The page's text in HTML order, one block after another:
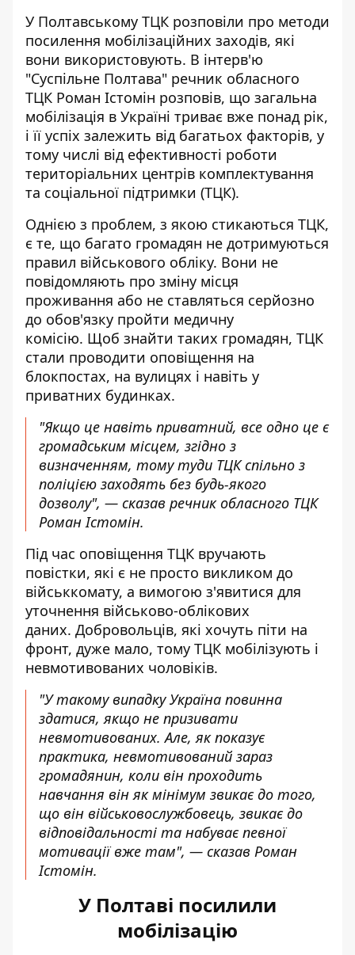
У Полтавському ТЦК розповіли про методи
посилення мобілізаційних заходів, які
вони використовують. В інтерв'ю
"Суспільне Полтава" речник обласного
ТЦК Роман Істомін розповів, що загальна
мобілізація в Україні триває вже понад рік,
і її успіх залежить від багатьох факторів, у
тому числі від ефективності роботи
територіальних центрів комплектування
та соціальної підтримки (ТЦК).
Однією з проблем, з якою стикаються ТЦК,
є те, що багато громадян не дотримуються
правил військового обліку. Вони не
повідомляють про зміну місця
проживання або не ставляться серйозно
до обов'язку пройти медичну
комісію. Щоб знайти таких громадян, ТЦК
стали проводити оповіщення на
блокпостах, на вулицях і навіть у
приватних будинках.
"Якщо це навіть приватний, все одно це є
громадським місцем, згідно з
визначенням, тому туди ТЦК спільно з
поліцією заходять без будь-якого
дозволу", — сказав речник обласного ТЦК
Роман Істомін.
Під час оповіщення ТЦК вручають
повістки, які є не просто викликом до
військкомату, а вимогою з'явитися для
уточнення військово-облікових
даних. Добровольців, які хочуть піти на
фронт, дуже мало, тому ТЦК мобілізують і
невмотивованих чоловіків.
"У такому випадку Україна повинна
здатися, якщо не призивати
невмотивованих. Але, як показує
практика, невмотивований зараз
громадянин, коли він проходить
навчання він як мінімум звикає до того,
що він військовослужбовець, звикає до
відповідальності та набуває певної
мотивації вже там", — сказав Роман
Істомін.
У Полтаві посилили
мобілізацію